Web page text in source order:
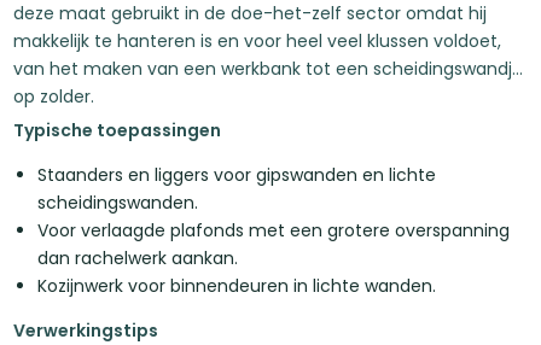
deze maat gebruikt in de doe-het-zelf sector omdat hij
makkelijk te hanteren is en voor heel veel klussen voldoet,
van het maken van een werkbank tot een scheidingswandje
op zolder.
Typische toepassingen
Staanders en liggers voor gipswanden en lichte
scheidingswanden.
Voor verlaagde plafonds met een grotere overspanning
dan rachelwerk aankan.
Kozijnwerk voor binnendeuren in lichte wanden.
Verwerkingstips